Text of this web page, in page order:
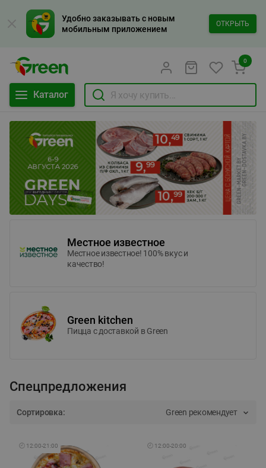
Удобно заказывать с новым
мобильным приложением
ОТКРЫТЬ
Каталог
0
Местное известное
Местное известное! 100% вкус и
качество!
Green kitchen
Пицца c доставкой в Green
Спецпредложения
Сортировка: Green рекомендует
🕘 12:00-21:00 🕘 12:00-20:00